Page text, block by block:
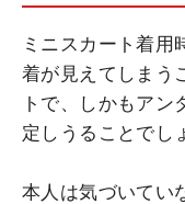
ミニスカート着用
着が見えてしまう
トで、しかもアン
定しうることでし
本人は気づいてい